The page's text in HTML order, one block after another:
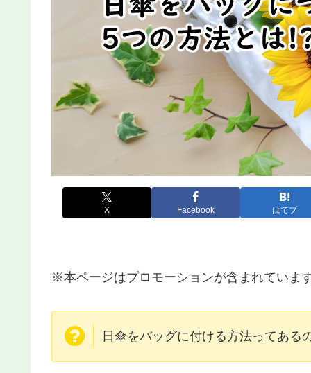
X Facebook はてブ
※本ページはプロモーションが含まれていま
日傘をバッグに付ける方法ってある